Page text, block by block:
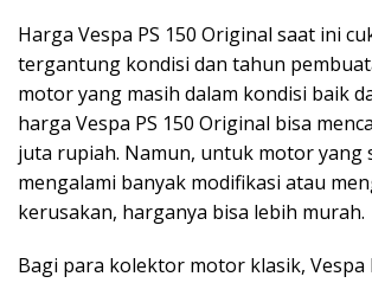
Harga Vespa PS 150 Original saat ini
tergantung kondisi dan tahun
motor yang masih dalam kondisi baik
harga Vespa PS 150 Original bisa
juta rupiah. Namun, untuk motor yang
mengalami banyak modifikasi atau
kerusakan, harganya bisa lebih murah.
Bagi para kolektor motor klasik, Vespa